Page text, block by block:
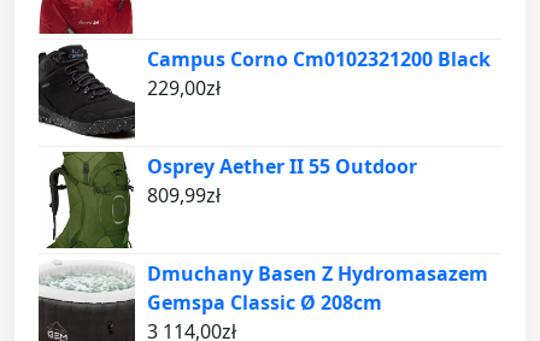
Campus Corno Cm0102321200 Black
229,00zł
Osprey Aether II 55 Outdoor
809,99zł
Dmuchany Basen Z Hydromasazem
Gemspa Classic Ø 208cm
3 114,00zł